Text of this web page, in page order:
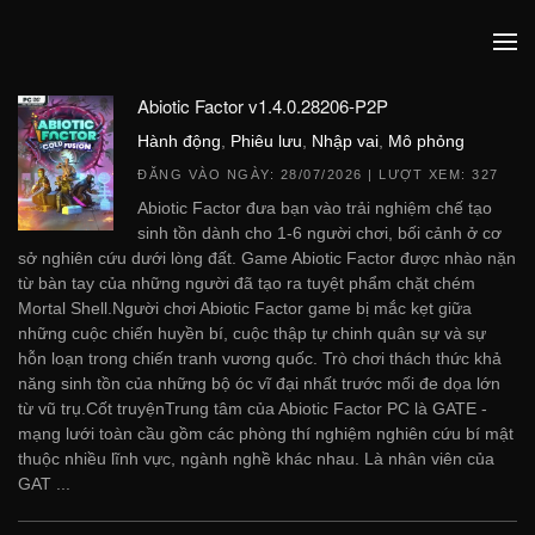
Abiotic Factor v1.4.0.28206-P2P
Hành động Phiêu lưu Nhập vai Mô phỏng
ĐĂNG VÀO NGÀY: 28/07/2026 | LƯỢT XEM: 327
Abiotic Factor đưa bạn vào trải nghiệm chế tạo
sinh tồn dành cho 1-6 người chơi, bối cảnh ở cơ
sở nghiên cứu dưới lòng đất. Game Abiotic Factor được nhào nặn
từ bàn tay của những người đã tạo ra tuyệt phẩm chặt chém
Mortal Shell.Người chơi Abiotic Factor game bị mắc kẹt giữa
những cuộc chiến huyền bí, cuộc thập tự chinh quân sự và sự
hỗn loạn trong chiến tranh vương quốc. Trò chơi thách thức khả
năng sinh tồn của những bộ óc vĩ đại nhất trước mối đe dọa lớn
từ vũ trụ.Cốt truyệnTrung tâm của Abiotic Factor PC là GATE -
mạng lưới toàn cầu gồm các phòng thí nghiệm nghiên cứu bí mật
thuộc nhiều lĩnh vực, ngành nghề khác nhau. Là nhân viên của
GAT ...